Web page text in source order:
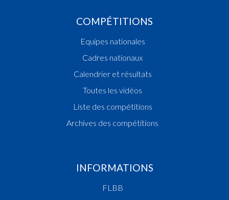
COMPÉTITIONS
Equipes nationales
Cadres nationaux
Calendrier et résultats
Toutes les vidéos
Liste des compétitions
Archives des compétitions
INFORMATIONS
FLBB